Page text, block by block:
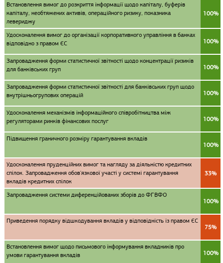
Встановлення вимог до розкриття інформації щодо капіталу, буферів
капіталу, необтяжених активів, операційного ризику, показника
левериджу
100%
Удосконалення вимог до організації корпоративного управління в банках
відповідно з правом ЄС
100%
Запровадження форми статистичної звітності щодо концентрації ризиків
для банківських груп
100%
Запровадження форми статистичної звітності для банківських груп щодо
внутрішньогрупових операцій
100%
Удосконалення механізмів інформаційного співробітництва між
регуляторами ринків фінансових послуг
100%
Підвищення граничного розміру гарантування вкладів
100%
Удосконалення пруденційних вимог та нагляду за діяльністю кредитних
спілок. Запровадження обов'язкової участі у системі гарантування
вкладів кредитних спілок
33%
Запровадження системи диференційованих зборів до ФГВФО
100%
Приведення порядку відшкодування вкладів у відповідність із правом ЄС
75%
Встановлення вимог щодо письмового інформування вкладників про
умови гарантування вкладів
100%